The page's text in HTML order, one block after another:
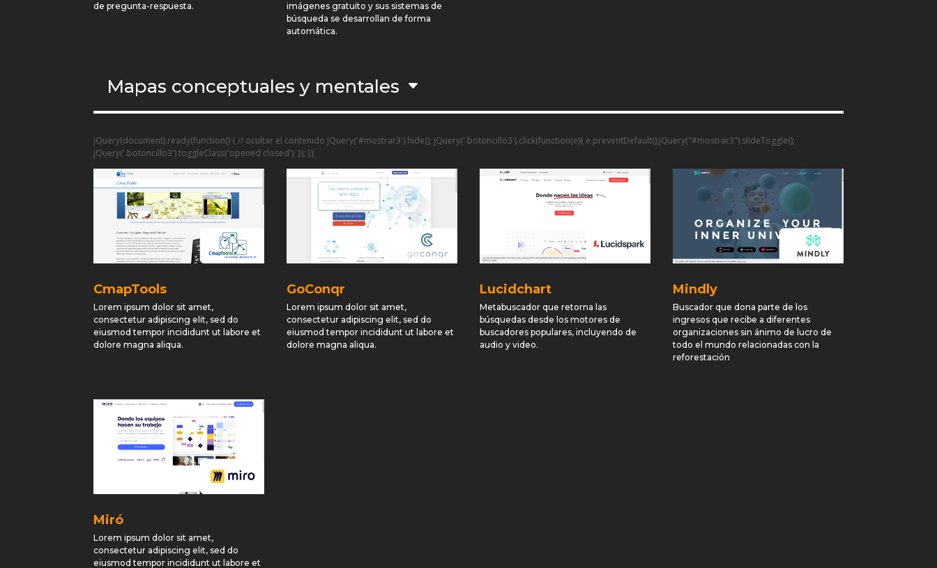
de pregunta-respuesta.
imágenes gratuito y sus sistemas de
búsqueda se desarrollan de forma
automática.
Mapas conceptuales y mentales
jQuery(document).ready(function() { // ocultar el contenido jQuery('#mostrar3').hide(); jQuery('.botoncillo3').click(function(e){ e.preventDefault();jQuery("#mostrar3").slideToggle();
jQuery('.botoncillo3').toggleClass('opened closed'); }); });
CmapTools
Lorem ipsum dolor sit amet,
consectetur adipiscing elit, sed do
eiusmod tempor incididunt ut labore et
dolore magna aliqua.
GoConqr
Lorem ipsum dolor sit amet,
consectetur adipiscing elit, sed do
eiusmod tempor incididunt ut labore et
dolore magna aliqua.
Lucidchart
Metabuscador que retorna las
búsquedas desde los motores de
buscadores populares, incluyendo de
audio y video.
Mindly
Buscador que dona parte de los
ingresos que recibe a diferentes
organizaciones sin ánimo de lucro de
todo el mundo relacionadas con la
reforestación
Miró
Lorem ipsum dolor sit amet,
consectetur adipiscing elit, sed do
eiusmod tempor incididunt ut labore et